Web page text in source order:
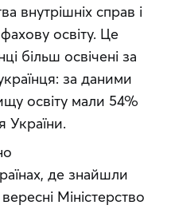
внутрішніх справ і
освіту. Це
більш освічені за
за даними
освіту мали 54%
України.
де знайшли
Міністерство